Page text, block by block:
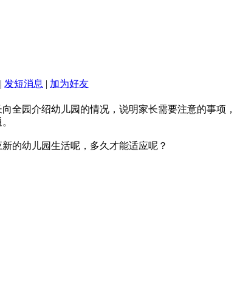
| 发短消息 | 加为好友
全园介绍幼儿园的情况，说明家长需要注意的事项，
的幼儿园生活呢，多久才能适应呢？